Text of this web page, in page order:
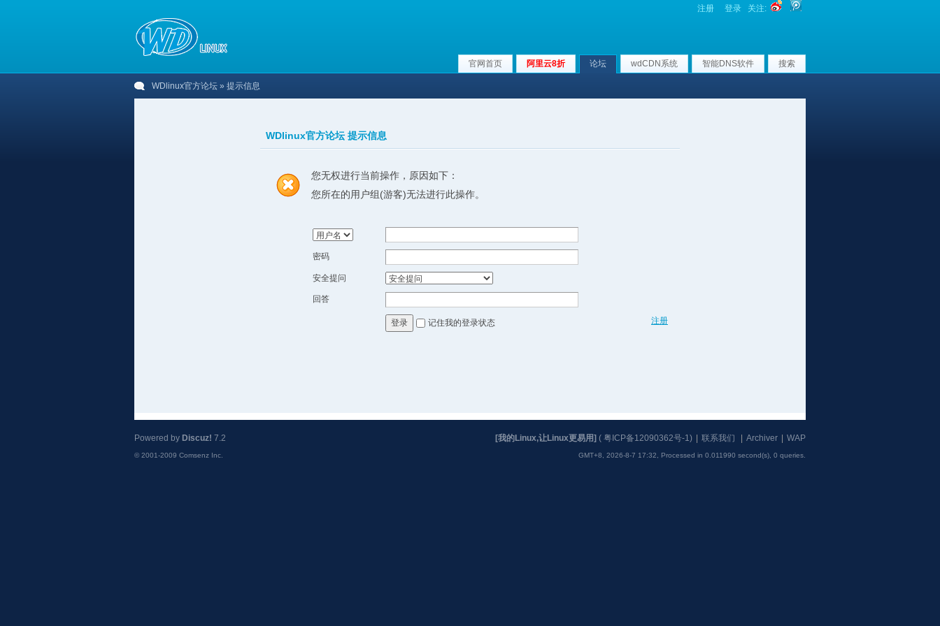
注册 登录 关注:
官网首页 阿里云8折 论坛 wdCDN系统 智能DNS软件 搜索
WDlinux官方论坛 » 提示信息
WDlinux官方论坛 提示信息
您无权进行当前操作，原因如下：
您所在的用户组(游客)无法进行此操作。
密码
安全提问
回答
注册
登录 记住我的登录状态
[我的Linux,让Linux更易用] ( 粤ICP备12090362号-1) 联系我们 Archiver WAP
GMT+8, 2026-8-7 17:32, Processed in 0.011990 second(s), 0 queries
Powered by Discuz! 7.2
© 2001-2009 Comsenz Inc.